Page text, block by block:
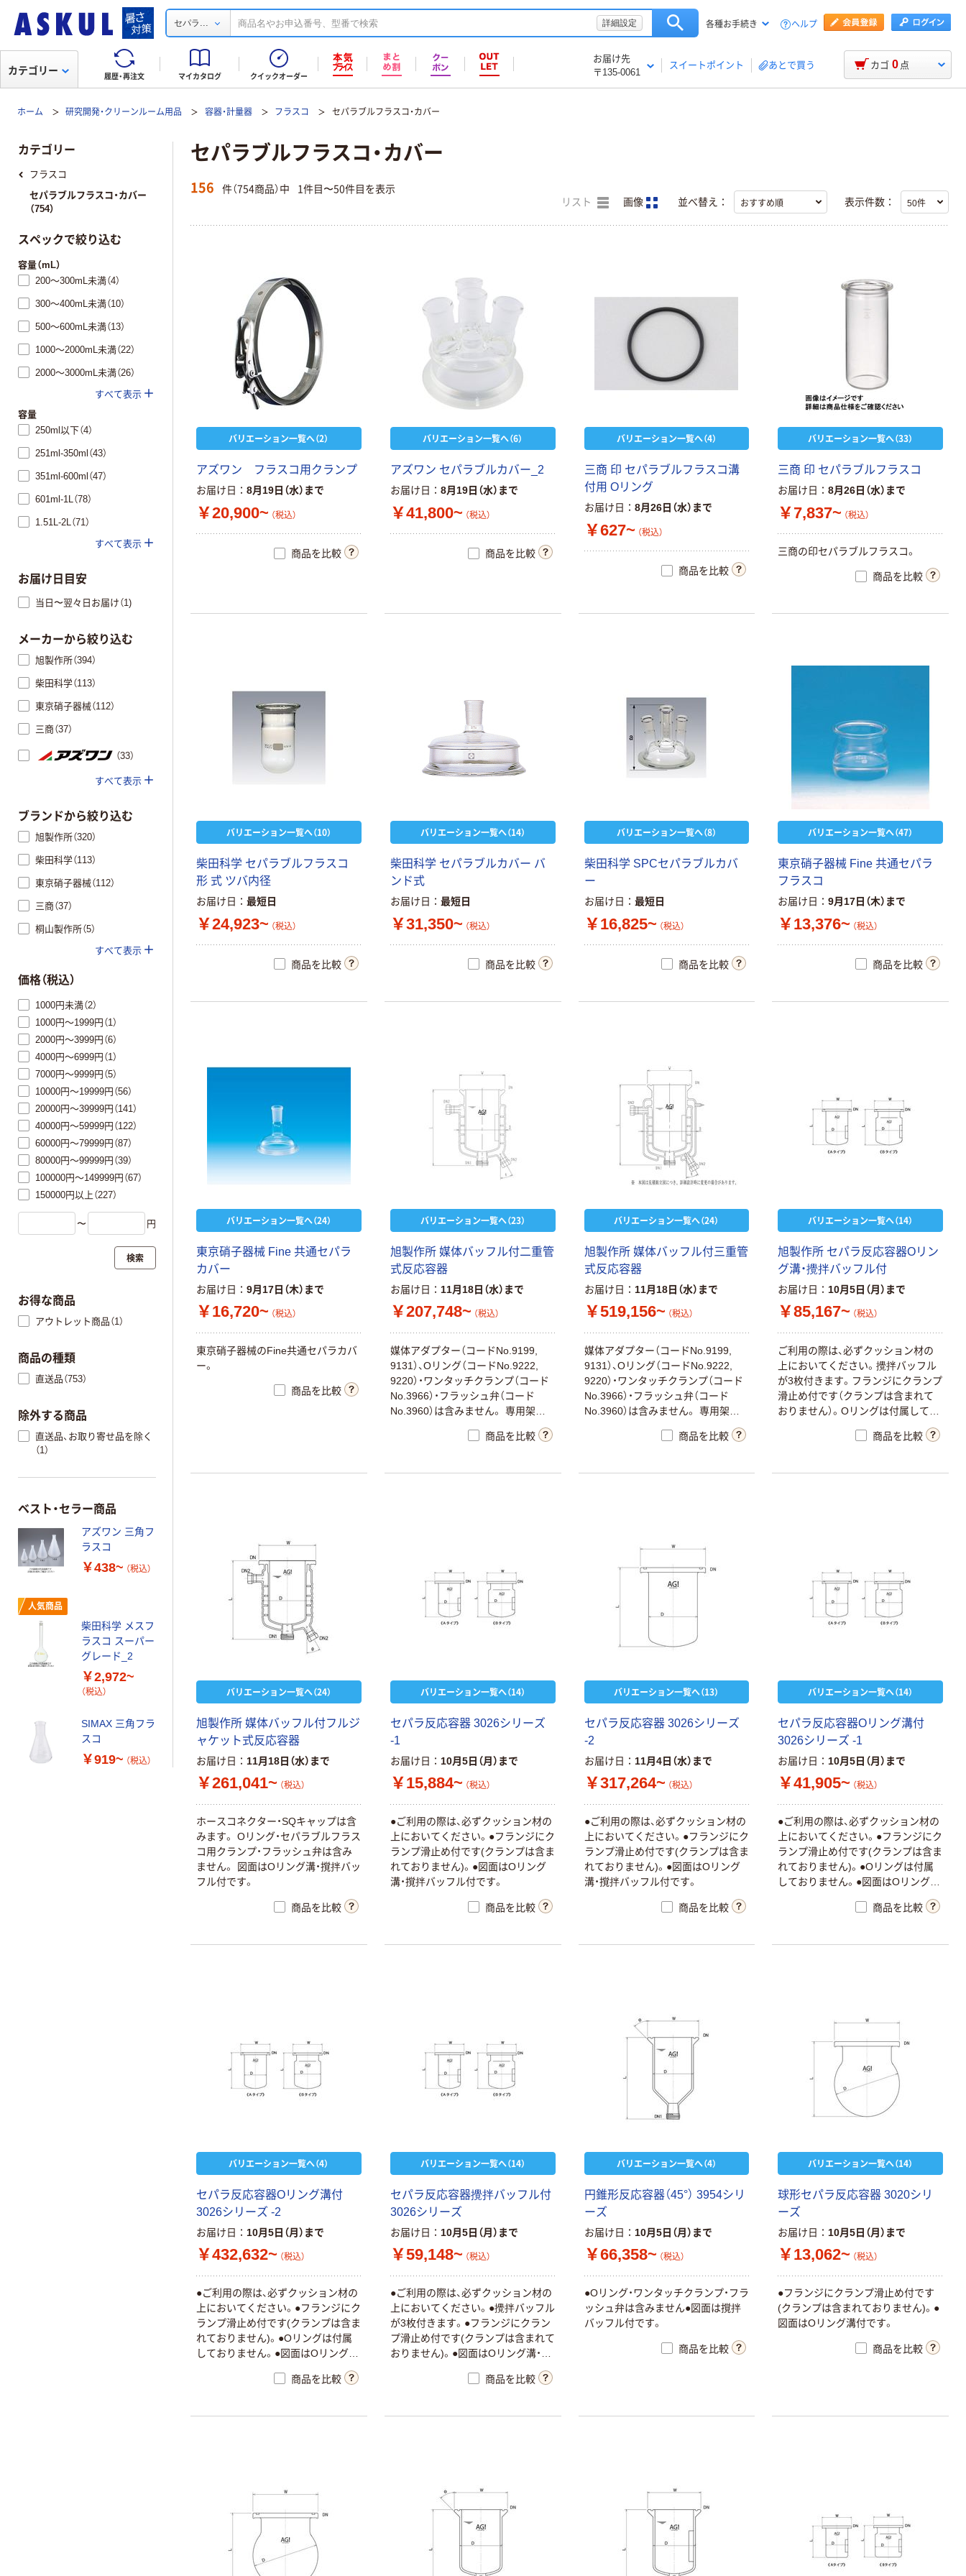
セパラ ... 詳細設定 各種お手続き ヘルプ
履歴・再注文 マイカタログ クイックオーダー
お届け先
〒135-0061
スイートポイント あとで買う
カテゴリー カゴ 0 点
ホーム 研究開発・クリーンルーム用品 容器・計量器 フラスコ セパラブルフラスコ・カバー
セパラブルフラスコ・カバー
156 件（754商品）中 1件目〜50件目を表示
リスト 画像 並べ替え： 表示件数：
バリエーション一覧へ（2）
アズワン フラスコ用クランプ
お届け日 8月19日（水）まで
￥20,900~ （税込）
商品を比較
バリエーション一覧へ（6）
アズワン セパラブルカバー_2
お届け日 8月19日（水）まで
￥41,800~ （税込）
商品を比較
バリエーション一覧へ（4）
三商 印 セパラブルフラスコ溝
付用 Oリング
お届け日 8月26日（水）まで
￥627~ （税込）
商品を比較
バリエーション一覧へ（33）
三商 印 セパラブルフラスコ
お届け日 8月26日（水）まで
￥7,837~ （税込）
三商の印セパラブルフラスコ。
商品を比較
バリエーション一覧へ（10）
柴田科学 セパラブルフラスコ
形 式 ツバ内径
お届け日 最短日
￥24,923~ （税込）
商品を比較
バリエーション一覧へ（14）
柴田科学 セパラブルカバー バ
ンド式
お届け日 最短日
￥31,350~ （税込）
商品を比較
バリエーション一覧へ（8）
柴田科学 SPCセパラブルカバ
ー
お届け日 最短日
￥16,825~ （税込）
商品を比較
バリエーション一覧へ（47）
東京硝子器械 Fine 共通セパラ
フラスコ
お届け日 9月17日（木）まで
￥13,376~ （税込）
商品を比較
バリエーション一覧へ（24）
東京硝子器械 Fine 共通セパラ
カバー
お届け日 9月17日（木）まで
￥16,720~ （税込）
東京硝子器械のFine共通セパラカバ
ー。
商品を比較
バリエーション一覧へ（23）
旭製作所 媒体バッフル付二重管
式反応容器
お届け日 11月18日（水）まで
￥207,748~ （税込）
媒体アダプター（コードNo.9199,
9131）、Oリング（コードNo.9222,
9220）・ワンタッチクランプ（コード
No.3966）・フラッシュ弁（コード
No.3960）は含みません。 専用架台
（オプション）もございます。 図面は
撹拌バッフル付です。商品を比較
バリエーション一覧へ（24）
旭製作所 媒体バッフル付三重管
式反応容器
お届け日 11月18日（水）まで
￥519,156~ （税込）
媒体アダプター（コードNo.9199,
9131）、Oリング（コードNo.9222,
9220）・ワンタッチクランプ（コード
No.3966）・フラッシュ弁（コード
No.3960）は含みません。 専用架台
（オプション）もございます。 図面は
撹拌バッフル付です。商品を比較
バリエーション一覧へ（14）
旭製作所 セパラ反応容器Oリン
グ溝・攪拌バッフル付
お届け日 10月5日（月）まで
￥85,167~ （税込）
ご利用の際は、必ずクッション材の
上においてください。攪拌バッフル
が3枚付きます。フランジにクランプ
滑止め付です（クランプは含まれて
おりません）。Oリングは付属してお
商品を比較
バリエーション一覧へ（24）
旭製作所 媒体バッフル付フルジ
ャケット式反応容器
お届け日 11月18日（水）まで
￥261,041~ （税込）
ホースコネクター・SQキャップは含
みます。 Oリング・セパラブルフラス
コ用クランプ・フラッシュ弁は含み
ません。 図面はOリング溝・撹拌バッ
フル付です。
商品を比較
バリエーション一覧へ（14）
セパラ反応容器 3026シリーズ
-1
お届け日 10月5日（月）まで
￥15,884~ （税込）
●ご利用の際は、必ずクッション材の
上においてください。●フランジにク
ランプ滑止め付です(クランプは含ま
れておりません)。●図面はOリング
溝・撹拌バッフル付です。
商品を比較
バリエーション一覧へ（13）
セパラ反応容器 3026シリーズ
-2
お届け日 11月4日（水）まで
￥317,264~ （税込）
●ご利用の際は、必ずクッション材の
上においてください。●フランジにク
ランプ滑止め付です(クランプは含ま
れておりません)。●図面はOリング
溝・撹拌バッフル付です。
商品を比較
バリエーション一覧へ（14）
セパラ反応容器Oリング溝付
3026シリーズ -1
お届け日 10月5日（月）まで
￥41,905~ （税込）
●ご利用の際は、必ずクッション材の
上においてください。●フランジにク
ランプ滑止め付です(クランプは含ま
れておりません)。●Oリングは付属
しておりません。●図面はOリング
商品を比較
バリエーション一覧へ（4）
セパラ反応容器Oリング溝付
3026シリーズ -2
お届け日 10月5日（月）まで
￥432,632~ （税込）
●ご利用の際は、必ずクッション材の
上においてください。●フランジにク
ランプ滑止め付です(クランプは含ま
れておりません)。●Oリングは付属
しておりません。●図面はOリング
商品を比較
バリエーション一覧へ（14）
セパラ反応容器攪拌バッフル付
3026シリーズ
お届け日 10月5日（月）まで
￥59,148~ （税込）
●ご利用の際は、必ずクッション材の
上においてください。●攪拌バッフル
が3枚付きます。●フランジにクラン
プ滑止め付です(クランプは含まれて
おりません)。●図面はOリング溝・撹
商品を比較
バリエーション一覧へ（4）
円錐形反応容器（45°） 3954シリ
ーズ
お届け日 10月5日（月）まで
￥66,358~ （税込）
●Oリング・ワンタッチクランプ・フラ
ッシュ弁は含みません●図面は撹拌
バッフル付です。
商品を比較
バリエーション一覧へ（14）
球形セパラ反応容器 3020シリ
ーズ
お届け日 10月5日（月）まで
￥13,062~ （税込）
●フランジにクランプ滑止め付です
(クランプは含まれておりません)。●
図面はOリング溝付です。
商品を比較
カテゴリー
フラスコ
セパラブルフラスコ・カバー
（754）
スペックで絞り込む
容量（mL）
200～300mL未満（4）
300～400mL未満（10）
500～600mL未満（13）
1000～2000mL未満（22）
2000～3000mL未満（26）
すべて表示
容量
250ml以下（4）
251ml-350ml（43）
351ml-600ml（47）
601ml-1L（78）
1.51L-2L（71）
すべて表示
お届け日目安
当日〜翌々日お届け（1)
メーカーから絞り込む
旭製作所（394）
柴田科学（113）
東京硝子器械（112）
三商（37）
（33）
すべて表示
ブランドから絞り込む
旭製作所（320）
柴田科学（113）
東京硝子器械（112）
三商（37）
桐山製作所（5）
すべて表示
価格（税込）
1000円未満（2）
1000円～1999円（1）
2000円～3999円（6）
4000円～6999円（1）
7000円～9999円（5）
10000円～19999円（56）
20000円～39999円（141）
40000円～59999円（122）
60000円～79999円（87）
80000円～99999円（39）
100000円～149999円（67）
150000円以上（227）
〜 円
検索
お得な商品
アウトレット商品（1）
商品の種類
直送品（753）
除外する商品
直送品、お取り寄せ品を除く
（1）
ベスト・セラー商品
アズワン 三角フ
ラスコ
￥438~ （税込）
人気商品
柴田科学 メスフ
ラスコ スーパー
グレード_2
￥2,972~
（税込）
SIMAX 三角フラ
スコ
￥919~ （税込）